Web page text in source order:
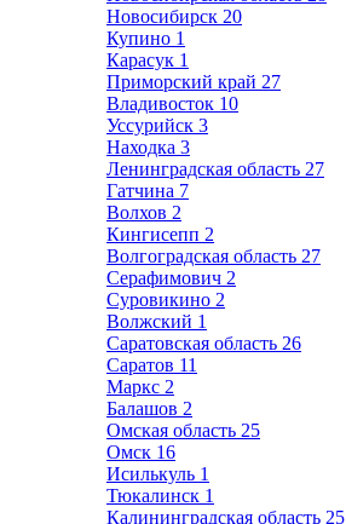
Новосибирск 20
Купино 1
Карасук 1
Приморский край 27
Владивосток 10
Уссурийск 3
Находка 3
Ленинградская область 27
Гатчина 7
Волхов 2
Кингисепп 2
Волгоградская область 27
Серафимович 2
Суровикино 2
Волжский 1
Саратовская область 26
Саратов 11
Маркс 2
Балашов 2
Омская область 25
Омск 16
Исилькуль 1
Тюкалинск 1
Калининградская область 25